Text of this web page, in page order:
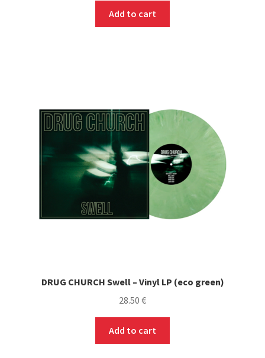
Add to cart
DRUG CHURCH Swell – Vinyl LP (eco green)
28.50 €
Add to cart